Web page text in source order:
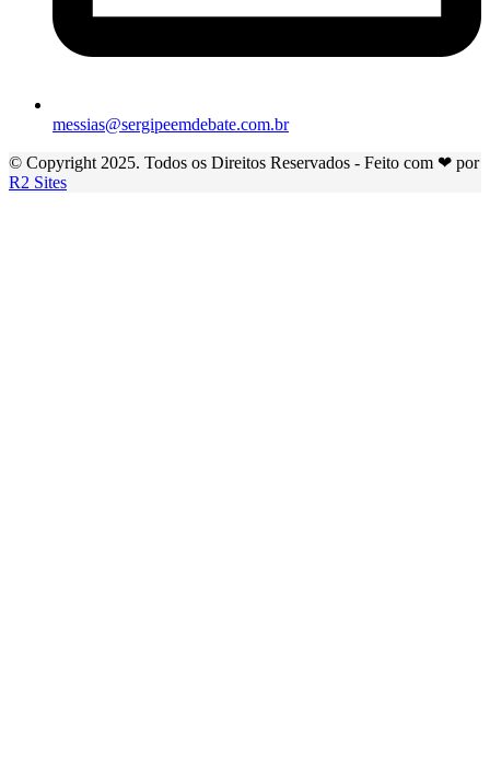
messias@sergipeemdebate.com.br
© Copyright 2025. Todos os Direitos Reservados - Feito com ❤ por
R2 Sites